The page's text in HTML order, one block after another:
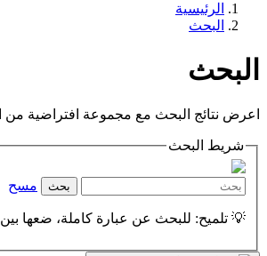
الرئيسية
البحث
البحث
اعرض نتائج البحث مع مجموعة افتراضية من
شريط البحث
بحث مسح
💡 تلميح: للبحث عن عبارة كاملة، ضعها